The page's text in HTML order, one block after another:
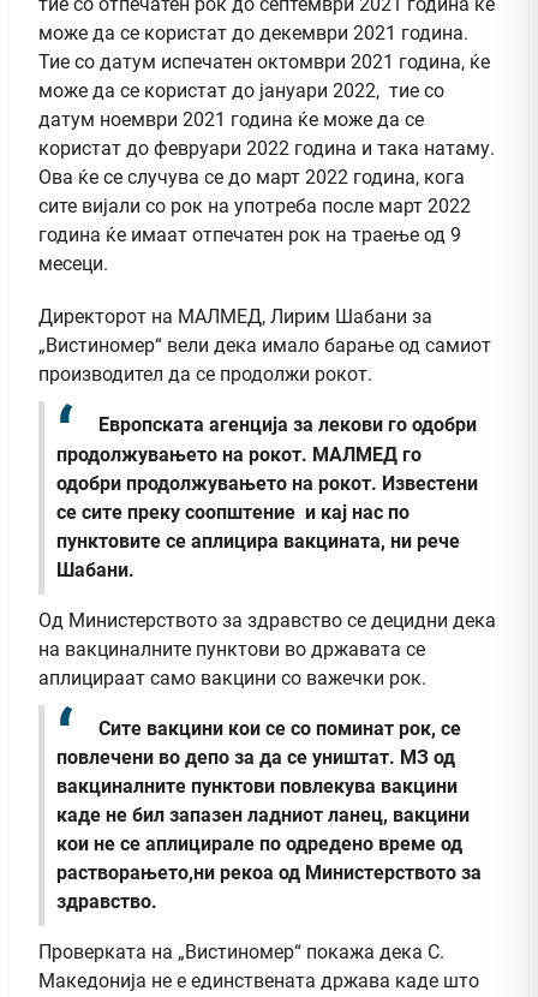
може да се користат до декември 2021 година.
Тие со датум испечатен октомври 2021 година, ќе
може да се користат до јануари 2022, тие со
датум ноември 2021 година ќе може да се
користат до февруари 2022 година и така натаму.
Ова ќе се случува се до март 2022 година, кога
сите вијали со рок на употреба после март 2022
година ќе имаат отпечатен рок на траење од 9
месеци.
Директорот на МАЛМЕД, Лирим Шабани за
„Вистиномер“ вели дека имало барање од самиот
производител да се продолжи рокот.
Европската агенција за лекови го одобри
продолжувањето на рокот. МАЛМЕД го
одобри продолжувањето на рокот. Известени
се сите преку соопштение и кај нас по
пунктовите се аплицира вакцината, ни рече
Шабани.
Од Министерството за здравство се децидни дека
на вакциналните пунктови во државата се
аплицираат само вакцини со важечки рок.
Сите вакцини кои се со поминат рок, се
повлечени во депо за да се уништат. МЗ од
вакциналните пунктови повлекува вакцини
каде не бил запазен ладниот ланец, вакцини
кои не се аплицирале по одредено време од
растворањето,ни рекоа од Министерството за
здравство.
Проверката на „Вистиномер“ покажа дека С.
Македонија не е единствената држава каде што